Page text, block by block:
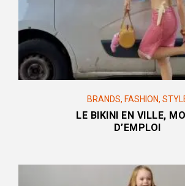
BRANDS, FASHION,
LE BIKINI EN VILLE,
D’EMPLOI